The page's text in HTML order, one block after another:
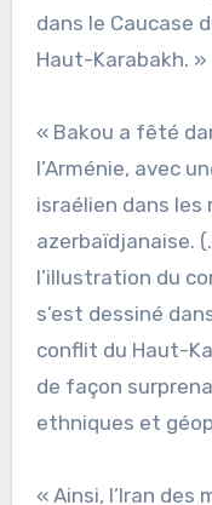
dans le Caucase
Haut-Karabakh. »
« Bakou a fêté
l’Arménie, avec
israélien dans les
azerbaïdjanaise.
l’illustration du
s’est dessiné
conflit du Haut-
de façon
ethniques et
« Ainsi, l’Iran